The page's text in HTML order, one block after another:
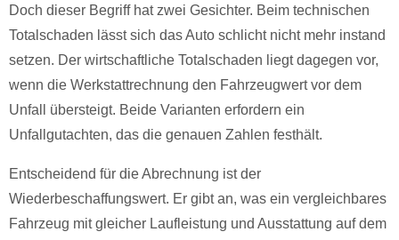
Doch dieser Begriff hat zwei Gesichter. Beim technischen
Totalschaden lässt sich das Auto schlicht nicht mehr instand
setzen. Der wirtschaftliche Totalschaden liegt dagegen vor,
wenn die Werkstattrechnung den Fahrzeugwert vor dem
Unfall übersteigt. Beide Varianten erfordern ein
Unfallgutachten, das die genauen Zahlen festhält.
Entscheidend für die Abrechnung ist der
Wiederbeschaffungswert. Er gibt an, was ein vergleichbares
Fahrzeug mit gleicher Laufleistung und Ausstattung auf dem